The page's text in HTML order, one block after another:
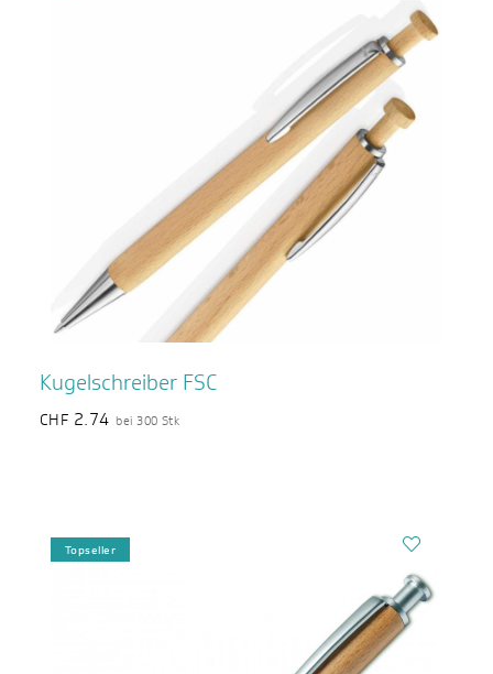
Kugelschreiber FSC
CHF 2.74 bei 300 Stk
Topseller